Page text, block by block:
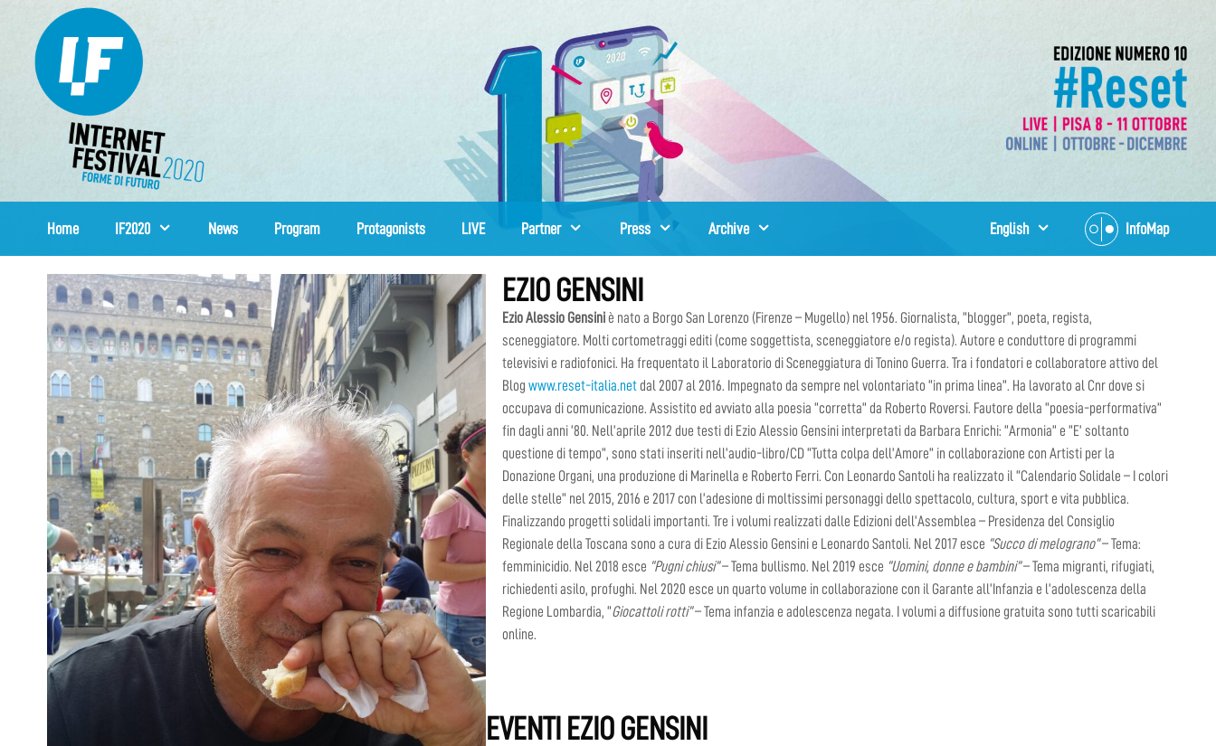
content
Home IF2020 News Program Protagonists LIVE Partner Press Archive InfoMap
English
EZIO GENSINI
Ezio Alessio Gensiniè nato a Borgo San Lorenzo (Firenze – Mugello) nel 1956. Giornalista, “blogger”, poeta, regista,
sceneggiatore. Molti cortometraggi editi (come soggettista, sceneggiatore e/o regista). Autore e conduttore di programmi
televisivi e radiofonici. Ha frequentato il Laboratorio di Sceneggiatura di Tonino Guerra. Tra i fondatori e collaboratore attivo del
Blogwww.reset-italia.netdal 2007 al 2016. Impegnato da sempre nel volontariato “in prima linea”. Ha lavorato al Cnr dove si
occupava di comunicazione. Assistito ed avviato alla poesia “corretta” da Roberto Roversi. Fautore della “poesia-performativa”
fin dagli anni ‘80. Nell’aprile 2012 due testi di Ezio Alessio Gensini interpretati da Barbara Enrichi: “Armonia” e “E’ soltanto
questione di tempo”, sono stati inseriti nell’audio-libro/CD “Tutta colpa dell’Amore” in collaborazione con Artisti per la
Donazione Organi, una produzione di Marinella e Roberto Ferri. Con Leonardo Santoli ha realizzato il “Calendario Solidale – I colori
delle stelle” nel 2015, 2016 e 2017 con l’adesione di moltissimi personaggi dello spettacolo, cultura, sport e vita pubblica.
Finalizzando progetti solidali importanti. Tre i volumi realizzati dalle Edizioni dell’Assemblea – Presidenza del Consiglio
Regionale della Toscana sono a cura di Ezio Alessio Gensini e Leonardo Santoli. Nel 2017 esce “Succo di melograno”– Tema:
femminicidio. Nel 2018 esce “Pugni chiusi”– Tema bullismo. Nel 2019 esce “Uomini, donne e bambini”– Tema migranti, rifugiati,
richiedenti asilo, profughi. Nel 2020 esce un quarto volume in collaborazione con il Garante all’Infanzia e l’adolescenza della
Regione Lombardia, “Giocattoli rotti”– Tema infanzia e adolescenza negata. I volumi a diffusione gratuita sono tutti scaricabili
online.
EVENTI EZIO GENSINI